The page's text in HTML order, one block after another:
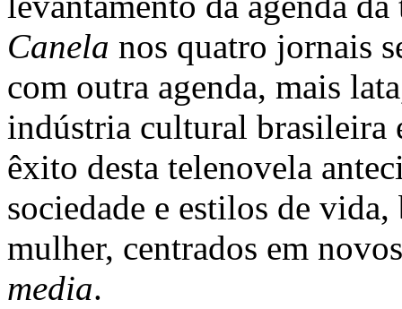
Canela nos quatro jornais
com outra agenda, mais
indústria cultural brasileira
êxito desta telenovela
sociedade e estilos de
mulher, centrados em
media.